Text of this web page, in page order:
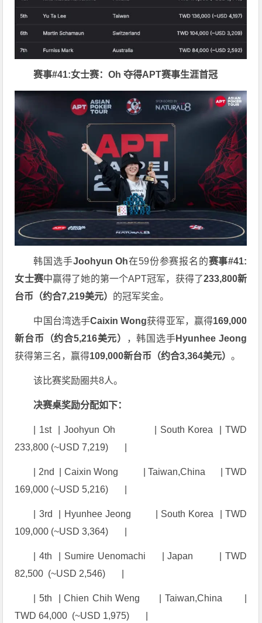
赛事#41:女士赛：Oh 夺得APT赛事生涯首冠
韩国选手Joohyun Oh在59份参赛报名的赛事#41:
女士赛中赢得了她的第一个APT冠军，获得了233,800新
台币（约合7,219美元） 的冠军奖金。
中国台湾选手Caixin Wong获得亚军，赢得169,000
新台币（约合5,216美元）
，韩国选手Hyunhee Jeong
获得第三名，赢得109,000新台币（约合3,364美元）。
该比赛奖励圈共8人。
决赛桌奖励分配如下：
| 1st | Joohyun Oh | South Korea | TWD
233,800 (~USD 7,219) |
| 2nd | Caixin Wong | Taiwan,China | TWD
169,000 (~USD 5,216) |
| 3rd | Hyunhee Jeong | South Korea | TWD
109,000 (~USD 3,364) |
| 4th | Sumire Uenomachi | Japan | TWD
82,500 (~USD 2,546) |
| 5th | Chien Chih Weng | Taiwan,China
TWD 64,000 (~USD 1,975) |